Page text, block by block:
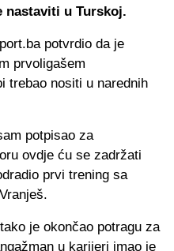
nastaviti u Turskoj.
potvrdio da je
prvoligašem
trebao nositi u narednih
potpisao za
ovdje ću se zadržati
prvi trening sa
je okončao potragu za
u karijeri imao je